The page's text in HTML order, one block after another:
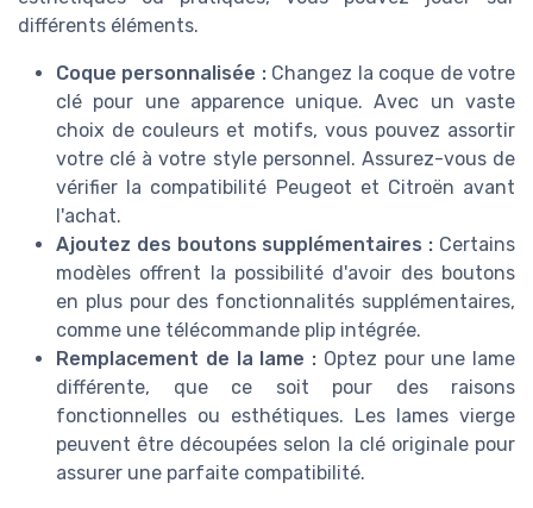
différents éléments.
Coque personnalisée :Changez la coque de votre
clé pour une apparence unique. Avec un vaste
choix de couleurs et motifs, vous pouvez assortir
votre clé à votre style personnel. Assurez-vous de
vérifier la compatibilité Peugeot et Citroën avant
l'achat.
Ajoutez des boutons supplémentaires : Certains
modèles offrent la possibilité d'avoir des boutons
en plus pour des fonctionnalités supplémentaires,
comme une télécommande plip intégrée.
Remplacement de la lame : Optez pour une lame
différente, que ce soit pour des raisons
fonctionnelles ou esthétiques. Les lames vierge
peuvent être découpées selon la clé originale pour
assurer une parfaite compatibilité.